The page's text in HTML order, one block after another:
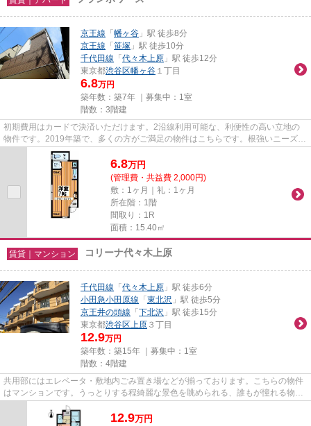
京王線 「幡ヶ谷 」駅 徒歩8分
京王線 「笹塚 」駅 徒歩10分
千代田線 「代々木上原 」駅 徒歩12分
東京都渋谷区幡ヶ谷 １丁目
6.8万円
築年数：築7年 ｜募集中： 1室
階数：3階建
初期費用はカードで決済いただけます。2沿線利用可能な、利便性の高い立地の
物件です。2019年築で、多くの方がご満足の物件はこちらです。根強いニーズを
誇る駅近の物件となり、徒歩8...
6.8万円
(管理費・共益費 2,000円)
敷：1ヶ月｜礼：1ヶ月
所在階：1階
間取り：1R
面積：15.40㎡
賃貸｜マンション コリーナ代々木上原
千代田線 「代々木上原 」駅 徒歩6分
小田急小田原線 「東北沢 」駅 徒歩5分
京王井の頭線 「下北沢 」駅 徒歩15分
東京都渋谷区 上原 ３丁目
12.9万円
築年数：築15年 ｜募集中： 1室
階数：4階建
共用部にはエレベータ・敷地内ごみ置き場などが揃っております。こちらの物件
はマンションです。うっとりする程綺麗な景色を眺められる、誰もが憧れる物件
です。こちらの物件では初期...
12.9万円